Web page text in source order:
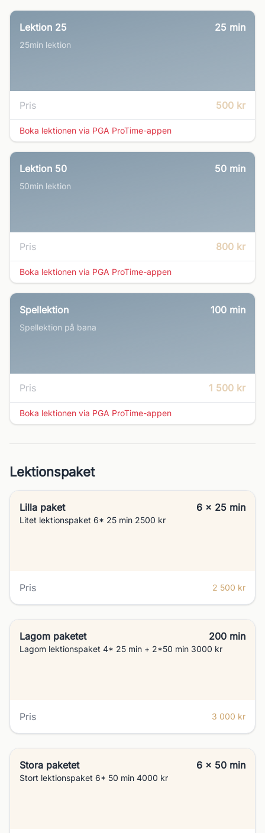
Lektion 25 25 min
25min lektion
Pris 500 kr
Boka lektionen via PGA ProTime-appen
Lektion 50 50 min
50min lektion
Pris 800 kr
Boka lektionen via PGA ProTime-appen
Spellektion 100 min
Spellektion på bana
Pris 1 500 kr
Boka lektionen via PGA ProTime-appen
Lektionspaket
Lilla paket 6 x 25 min
Litet lektionspaket 6* 25 min 2500 kr
Pris 2 500 kr
Lagom paketet 200 min
Lagom lektionspaket 4* 25 min + 2*50 min 3000 kr
Pris 3 000 kr
Stora paketet 6 x 50 min
Stort lektionspaket 6* 50 min 4000 kr